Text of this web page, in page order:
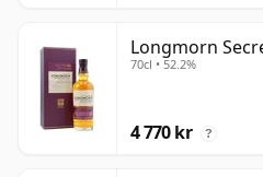
Longmorn
70cl • 52.2%
4 770 kr ?